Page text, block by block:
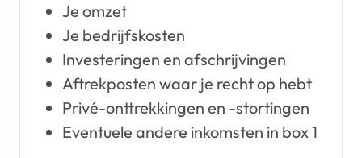
Je omzet
Je bedrijfskosten
Investeringen en afschrijvingen
Aftrekposten waar je recht op hebt
Privé-onttrekkingen en -stortingen
Eventuele andere inkomsten in box 1